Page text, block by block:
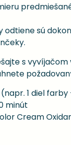
odtiene sú
s vyvíjačom
(napr. 1 diel
minút
Cream